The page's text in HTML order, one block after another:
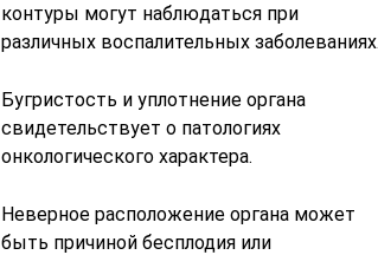
контуры могут наблюдаться при
различных воспалительных заболеваниях.
Бугристость и уплотнение органа
свидетельствует о патологиях
онкологического характера.
Неверное расположение органа может
быть причиной бесплодия или